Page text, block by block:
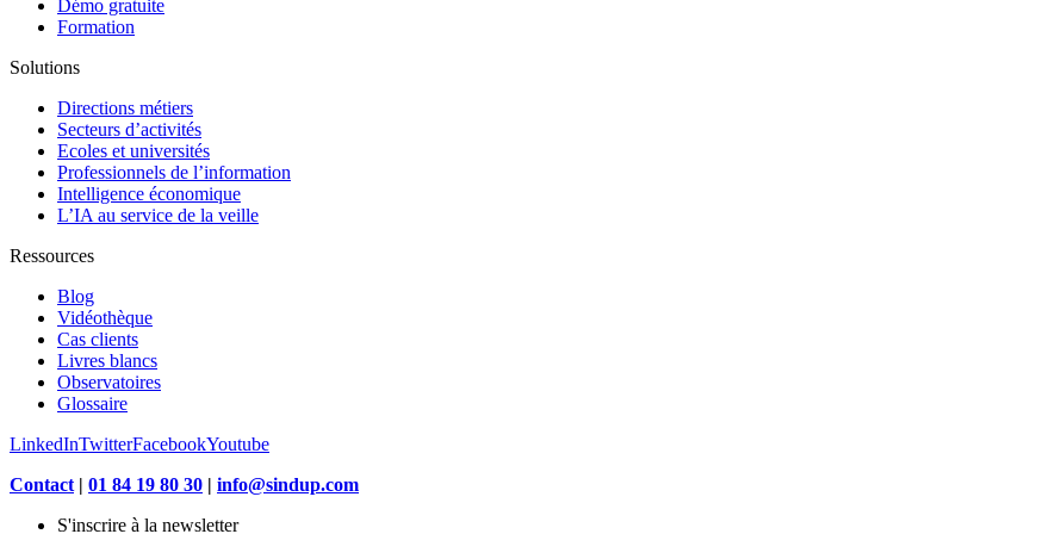
Démo gratuite
Formation
Solutions
Directions métiers
Secteurs d’activités
Ecoles et universités
Professionnels de l’information
Intelligence économique
L’IA au service de la veille
Ressources
Blog
Vidéothèque
Cas clients
Livres blancs
Observatoires
Glossaire
LinkedInTwitterFacebookYoutube
Contact | 01 84 19 80 30 | info@sindup.com
S'inscrire à la newsletter